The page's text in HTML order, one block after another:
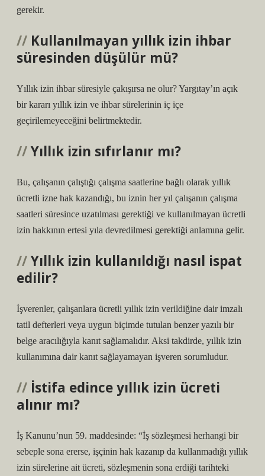
gerekir.
Kullanılmayan yıllık izin ihbar
süresinden düşülür mü?
Yıllık izin ihbar süresiyle çakışırsa ne olur? Yargıtay’ın açık
bir kararı yıllık izin ve ihbar sürelerinin iç içe
geçirilemeyeceğini belirtmektedir.
Yıllık izin sıfırlanır mı?
Bu, çalışanın çalıştığı çalışma saatlerine bağlı olarak yıllık
ücretli izne hak kazandığı, bu iznin her yıl çalışanın çalışma
saatleri süresince uzatılması gerektiği ve kullanılmayan ücretli
izin hakkının ertesi yıla devredilmesi gerektiği anlamına gelir.
Yıllık izin kullanıldığı nasıl ispat
edilir?
İşverenler, çalışanlara ücretli yıllık izin verildiğine dair imzalı
tatil defterleri veya uygun biçimde tutulan benzer yazılı bir
belge aracılığıyla kanıt sağlamalıdır. Aksi takdirde, yıllık izin
kullanımına dair kanıt sağlayamayan işveren sorumludur.
İstifa edince yıllık izin ücreti
alınır mı?
İş Kanunu’nun 59. maddesinde: “İş sözleşmesi herhangi bir
sebeple sona ererse, işçinin hak kazanıp da kullanmadığı yıllık
izin sürelerine ait ücreti, sözleşmenin sona erdiği tarihteki